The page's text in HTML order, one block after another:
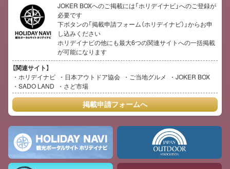
JOKER BOXへのご掲載には「ホリデイナビ」へのご登録が
必要です
下ボタンの「掲載申請フォーム（ホリデイナビ）」からお申
し込みください
ホリデイナビの他にも最大6つの関連サイトへの一括掲載
が可能になります
【関連サイト】
ホリデイナビ 日本アウトドア協会 ご当地グルメ
JOKER BOX
SADO LAND
さど市場
掲載申請フォームへ